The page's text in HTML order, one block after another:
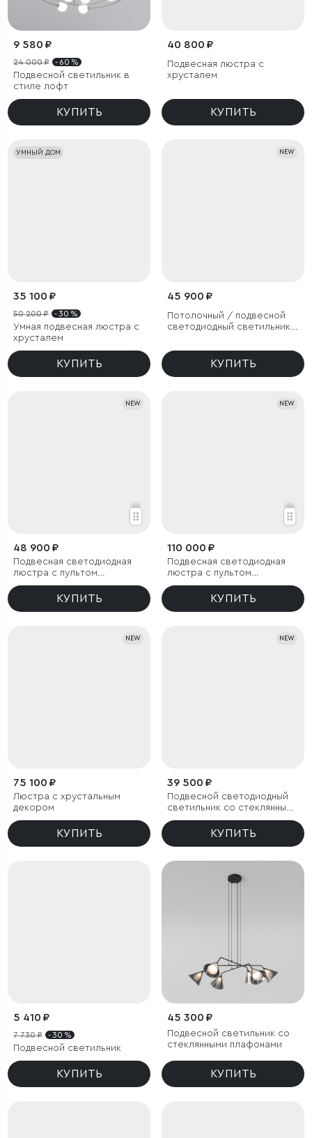
9 580 ₽
24 000 ₽ - 60 %
Подвесной светильник в
стиле лофт
КУПИТЬ
40 800 ₽
Подвесная люстра с
хрусталем
КУПИТЬ
УМНЫЙ ДОМ
35 100 ₽
50 200 ₽ - 30 %
Умная подвесная люстра с
хрусталем
КУПИТЬ
NEW
45 900 ₽
Потолочный / подвесной
светодиодный светильник с
температуры
КУПИТЬ
NEW
48 900 ₽
Подвесная светодиодная
люстра с пультом
управления
КУПИТЬ
NEW
110 000 ₽
Подвесная светодиодная
люстра с пультом
управления и декором из
КУПИТЬ
NEW
75 100 ₽
Люстра с хрустальным
декором
КУПИТЬ
NEW
39 500 ₽
Подвесной светодиодный
светильник со стеклянными
плафонами
КУПИТЬ
5 410 ₽
7 730 ₽ - 30 %
Подвесной светильник
КУПИТЬ
45 300 ₽
Подвесной светильник со
стеклянными плафонами
КУПИТЬ